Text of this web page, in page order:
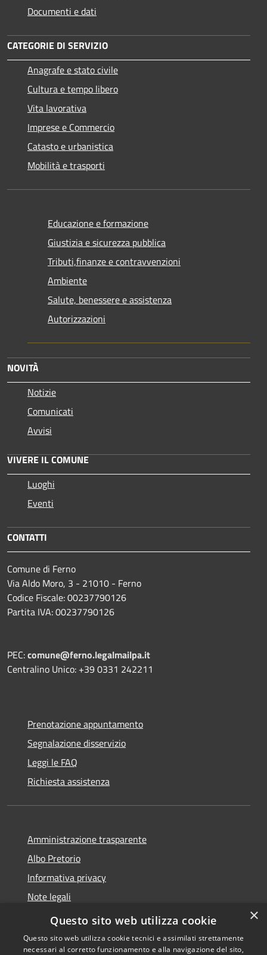
Documenti e dati
CATEGORIE DI SERVIZIO
Anagrafe e stato civile
Cultura e tempo libero
Vita lavorativa
Imprese e Commercio
Catasto e urbanistica
Mobilità e trasporti
Educazione e formazione
Giustizia e sicurezza pubblica
Tributi,finanze e contravvenzioni
Ambiente
Salute, benessere e assistenza
Autorizzazioni
NOVITÀ
Notizie
Comunicati
Avvisi
VIVERE IL COMUNE
Luoghi
Eventi
CONTATTI
Comune di Ferno
Via Aldo Moro, 3 - 21010 - Ferno
Codice Fiscale: 00237790126
Partita IVA: 00237790126
PEC:comune@ferno.legalmailpa.it
Centralino Unico: +39 0331 242211
Prenotazione appuntamento
Segnalazione disservizio
Leggi le FAQ
Richiesta assistenza
Amministrazione trasparente
Albo Pretorio
Informativa privacy
Note legali
Dichiarazione di accessibilità
×
Questo sito web utilizza cookie
Questo sito web utilizza cookie tecnici e assimilati strettamente
necessari al corretto funzionamento e alla navigazione del sito,